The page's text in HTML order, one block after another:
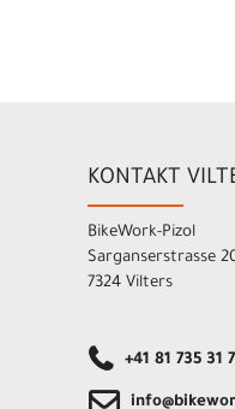
KONTAKT
BikeWork-Pizol
Sarganserstrasse
7324 Vilters
+41 81 735 31